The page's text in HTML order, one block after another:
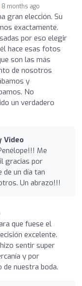
8 months ago
gran elección. Su
exactamente.
por eso elegir
hace esas fotos
son las más
de nosotros
y
No
un verdadero
Video
Me
gracias por
un día tan
Un abrazo!!!
que fuese el
excelente.
sentir super
y por
nuestra boda.